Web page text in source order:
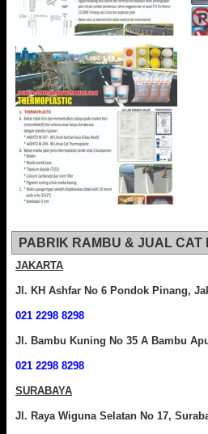
PABRIK RAMBU & JUAL CAT
JAKARTA
Jl. KH Ashfar No 6 Pondok Pinang,
021 2298 8298
Jl. Bambu Kuning No 35 A Bambu
021 2298 8298
SURABAYA
Jl. Raya Wiguna Selatan No 17,